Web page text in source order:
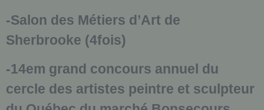
-Salon des Métiers d’Art de
Sherbrooke (4fois)
-14em grand concours annuel du
cercle des artistes peintre et sculpteur